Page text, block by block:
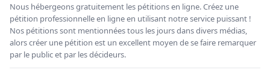
Nous hébergeons gratuitement les pétitions en ligne. Créez une
pétition professionnelle en ligne en utilisant notre service puissant !
Nos pétitions sont mentionnées tous les jours dans divers médias,
alors créer une pétition est un excellent moyen de se faire remarquer
par le public et par les décideurs.